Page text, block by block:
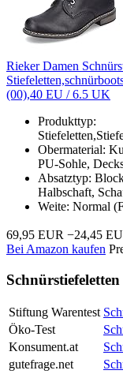
Rieker Damen
(00),40 EU / 6.5 UK
Produkttyp:
Obermaterial:
PU-Sohle,
Absatztyp:
Halbschaft,
Weite: Normal
69,95 EUR −24,45
Bei Amazon kaufen
Stiftung Warentest
Öko-Test
Konsument.at
gutefrage.net